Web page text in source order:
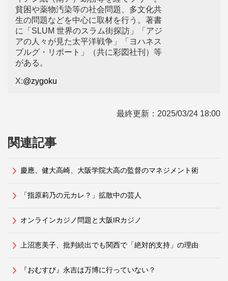
貧困や薬物汚染等の社会問題、多文化共
生の問題などを中心に取材を行う。著書
に「SLUM 世界のスラム街探訪」「アジ
アの人々が見た太平洋戦争」「ヨハネス
ブルグ・リポート」（共に彩図社刊）等
がある。
X:@zygoku
最終更新： 2025/03/24 18:00
関連記事
慶應、健大高崎、大阪学院大高の監督のマネジメント術
「指原莉乃の元カレ？」拡散中の芸人
オンラインカジノ問題と大阪IRカジノ
上沼恵美子、批判続出でも関西で「絶対的支持」の理由
『おむすび』永吉は万博に行っていない？